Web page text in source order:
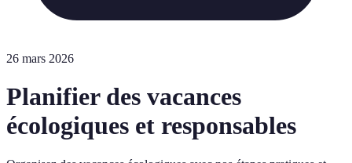
26 mars 2026
Planifier des vacances
écologiques et responsables